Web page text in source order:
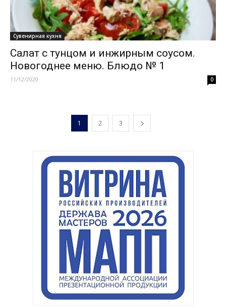
Сувенирная кухня
Салат с тунцом и инжирным соусом.
Новогоднее меню. Блюдо № 1
11/12/2020 0
1 2 3